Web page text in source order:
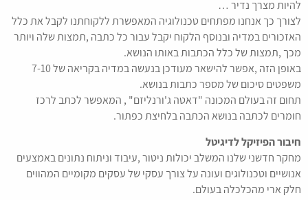
להיות מצרך נדיר …
לצורך כך אנחנו מפתחים טכנולוגיה המאפשרת ללקוחתנו לקבל את כלל
האזכורים במדיה ובנוסף הלקוח יקבל עבור כל כתבה ,תמצות שלה ויותר
מכך ,תמצות של כלל הכתבות באותו הנושא.
באופן הזה ,אפשר להישאר מעודכן בנעשה במדיה בקריאה של 7-10
משפטים סיכום של מספר כתבות בנושא.
תחום זה בעולם המכונה "דאטה ג'ורנליזם" , המאפשר לכתב לרכז
חומרים לכתבה בנושא הכתבה בלחיצת כפתור.
חיבור הפיזיקל לדיגיטל
מחקר חדשני שלנו המשלב יכולות ניטור ,עיבוד וניתוח נתונים באמצעים
אנושיים וטכנולוגים ועונה על צורך עסקי של עסקים מקומיים המהווים
חלק ארי מהכלכלה בעולם.